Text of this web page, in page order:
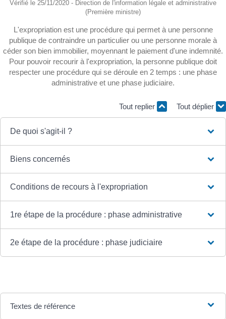
Vérifié le 25/11/2020 - Direction de l'information légale et administrative
(Première ministre)
L'expropriation est une procédure qui permet à une personne
publique de contraindre un particulier ou une personne morale à
céder son bien immobilier, moyennant le paiement d'une indemnité.
Pour pouvoir recourir à l'expropriation, la personne publique doit
respecter une procédure qui se déroule en 2 temps : une phase
administrative et une phase judiciaire.
Tout replier Tout déplier
De quoi s'agit-il ?
Biens concernés
Conditions de recours à l'expropriation
1re étape de la procédure : phase administrative
2e étape de la procédure : phase judiciaire
Textes de référence